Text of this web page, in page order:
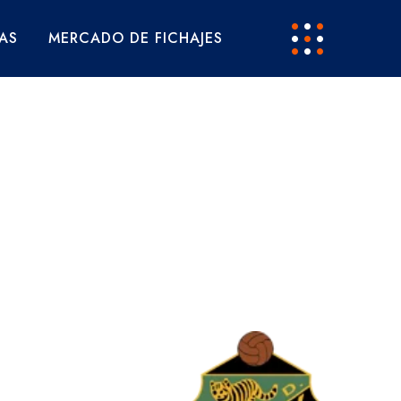
MERCADO DE FICHAJES